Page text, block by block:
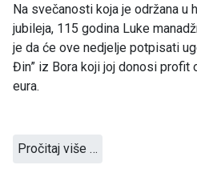
Na svečanosti koja je održana u
jubileja, 115 godina Luke
je da će ove nedjelje potpisati
Đin” iz Bora koji joj donosi profit
eura.
Pročitaj više …